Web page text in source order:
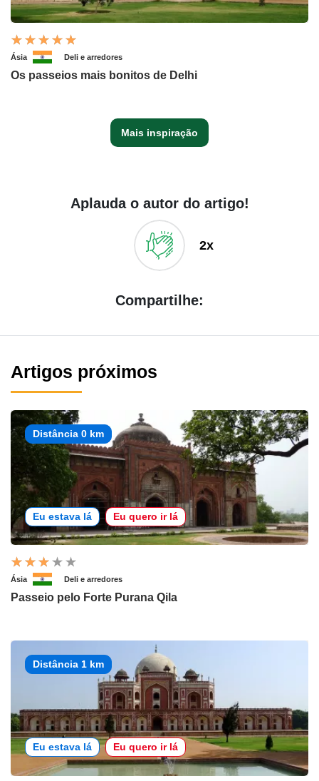
Ásia Deli e arredores
Os passeios mais bonitos de Delhi
Mais inspiração
Aplauda o autor do artigo!
2x
Compartilhe:
Artigos próximos
Distância 0 km
Eu estava lá Eu quero ir lá
Ásia Deli e arredores
Passeio pelo Forte Purana Qila
Distância 1 km
Eu estava lá Eu quero ir lá